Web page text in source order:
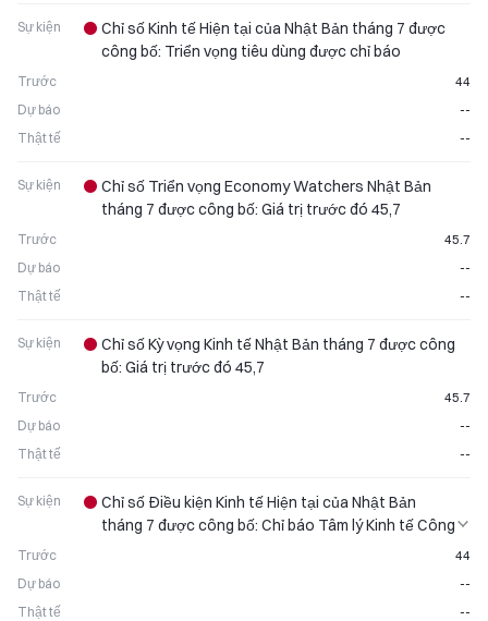
Sự kiện
Chỉ số Kinh tế Hiện tại của Nhật Bản tháng 7 được
công bố: Triển vọng tiêu dùng được chỉ báo
Trước
44
Dự báo
--
Thật tế
--
Sự kiện
Chỉ số Triển vọng Economy Watchers Nhật Bản
tháng 7 được công bố: Giá trị trước đó 45,7
Trước
45.7
Dự báo
--
Thật tế
--
Sự kiện
Chỉ số Kỳ vọng Kinh tế Nhật Bản tháng 7 được công
bố: Giá trị trước đó 45,7
Trước
45.7
Dự báo
--
Thật tế
--
Sự kiện
Chỉ số Điều kiện Kinh tế Hiện tại của Nhật Bản
tháng 7 được công bố: Chỉ báo Tâm lý Kinh tế Công
Trước
44
Dự báo
--
Thật tế
--